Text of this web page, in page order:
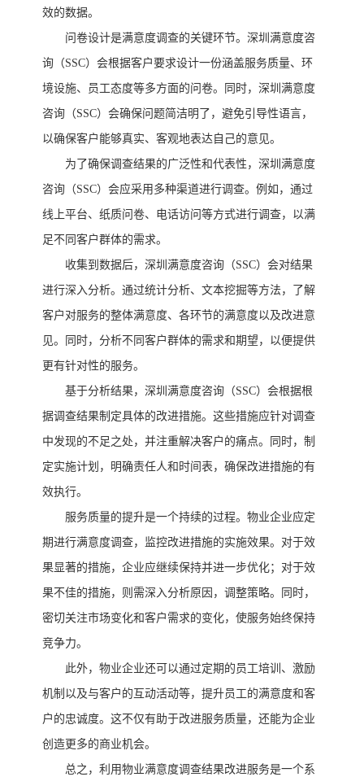
效的数据。
问卷设计是满意度调查的关键环节。深圳满意度咨
询（SSC）会根据客户要求设计一份涵盖服务质量、环
境设施、员工态度等多方面的问卷。同时，深圳满意度
咨询（SSC）会确保问题简洁明了，避免引导性语言，
以确保客户能够真实、客观地表达自己的意见。
为了确保调查结果的广泛性和代表性，深圳满意度
咨询（SSC）会应采用多种渠道进行调查。例如，通过
线上平台、纸质问卷、电话访问等方式进行调查，以满
足不同客户群体的需求。
收集到数据后，深圳满意度咨询（SSC）会对结果
进行深入分析。通过统计分析、文本挖掘等方法，了解
客户对服务的整体满意度、各环节的满意度以及改进意
见。同时，分析不同客户群体的需求和期望，以便提供
更有针对性的服务。
基于分析结果，深圳满意度咨询（SSC）会根据根
据调查结果制定具体的改进措施。这些措施应针对调查
中发现的不足之处，并注重解决客户的痛点。同时，制
定实施计划，明确责任人和时间表，确保改进措施的有
效执行。
服务质量的提升是一个持续的过程。物业企业应定
期进行满意度调查，监控改进措施的实施效果。对于效
果显著的措施，企业应继续保持并进一步优化；对于效
果不佳的措施，则需深入分析原因，调整策略。同时，
密切关注市场变化和客户需求的变化，使服务始终保持
竞争力。
此外，物业企业还可以通过定期的员工培训、激励
机制以及与客户的互动活动等，提升员工的满意度和客
户的忠诚度。这不仅有助于改进服务质量，还能为企业
创造更多的商业机会。
总之，利用物业满意度调查结果改进服务是一个系